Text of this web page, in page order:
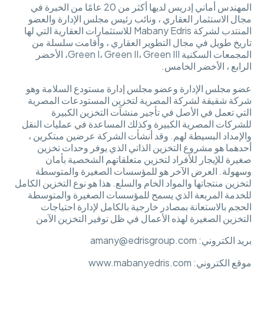
المهندس أماني إدريس لديها أكثر من 20 عامًا من الخبرة في
مجال الاستثمار العقاري ، ونائب رئيس مجلس الإدارة والعضو
المنتدب لشركة Mabany Edris للاستثمارات العقارية التي لها
تاريخ طويل في مجال التطوير العقاري ، وأقامت سلسلة من
المجمعات السكنية Green I، Green II، Green III، الأخضر
الرابع ، الأخضر الخامس.
عضو مجلس الإدارة وعضو مجلس إدارة مستودع السلامة وهو
شركة شقيقة لشركة المصرية لتخزين المستودعات المصرية
التي تعمل في الأصل في تأجير منشآت التخزين الكبيرة
للشركات المصرية الكبيرة وكذلك المساعدة في عمليات النقل
والإمداد البسيطة لهم. وقد أنشأت الشركة عرضين مبتكرين ،
أحدهما هو مشروع التخزين الذاتي الذي يوفر وحدات تخزين
صغيرة للإيجار للأفراد لتخزين متعلقاتهم الشخصية بأمان
وسهولة. العرض الآخر هو للمؤسسات الصغيرة والمتوسطة
لتخزين منتجاتها والمواد الخام والسلع. هذا هو نوع التخزين الكامل
للخدمة المربعة الذي يسمح للمؤسسات الصغيرة والمتوسطة
الحجم بالاستعانة بمصادر خارجية بالكامل لإدارة احتياجات
التخزين الصغيرة لهذه الأعمال في ظل توفير التخزين الآمن
بريد الكتروني: amany@edrisgroup.com
موقع الكتروني: www.mabanyedris.com